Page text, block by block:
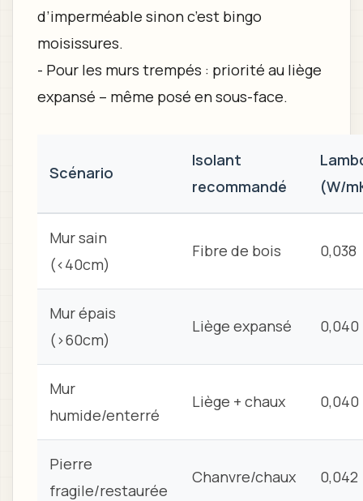
d’imperméable sinon c’est bingo
moisissures.
- Pour les murs trempés : priorité au liège
expansé – même posé en sous-face.
Scénario
Isolant
recommandé
(W/
Mur sain
(<40cm)
Fibre de bois 0,038
Mur épais
(>60cm)
Liège expansé 0,040
Mur
humide/enterré
Liège + chaux 0,040
Pierre
fragile/restaurée
Chanvre/chaux 0,042